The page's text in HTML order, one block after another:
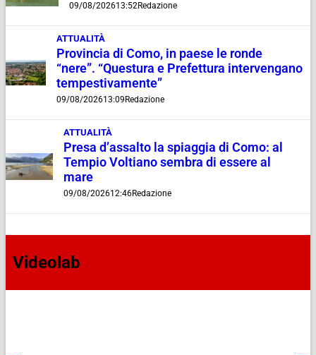
09/08/202613:52Redazione
ATTUALITÀ
Provincia di Como, in paese le ronde
“nere”. “Questura e Prefettura intervengano
tempestivamente”
09/08/202613:09 Redazione
ATTUALITÀ
Presa d’assalto la spiaggia di Como: al
Tempio Voltiano sembra di essere al
mare
09/08/202612:46Redazione
Videolab